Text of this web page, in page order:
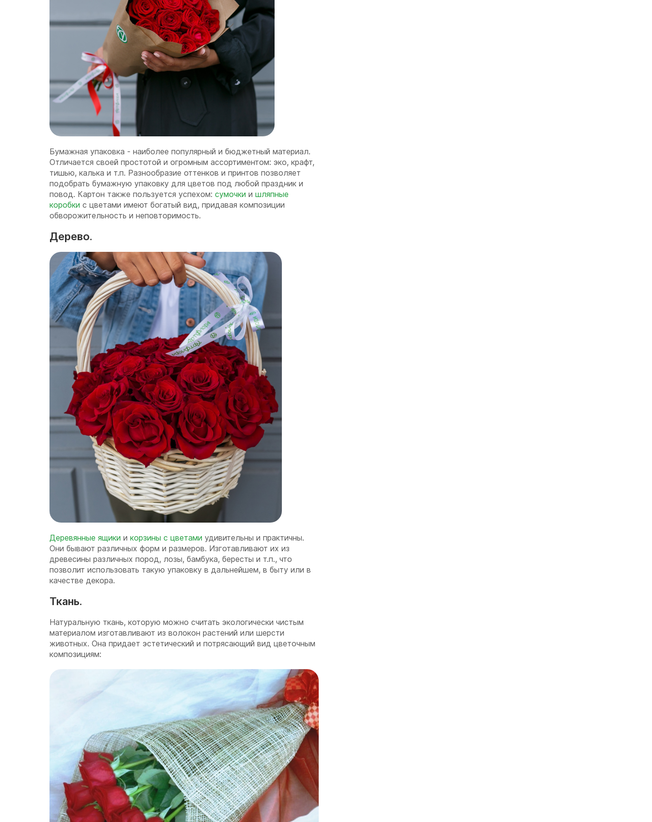
Бумажная упаковка - наиболее популярный и бюджетный материал.
Отличается своей простотой и огромным ассортиментом: эко, крафт,
тишью, калька и т.п. Разнообразие оттенков и принтов позволяет
подобрать бумажную упаковку для цветов под любой праздник и
повод. Картон также пользуется успехом: сумочки и шляпные
коробки с цветами имеют богатый вид, придавая композиции
обворожительность и неповторимость.
Дерево.
Деревянные ящики и корзины с цветами удивительны и практичны.
Они бывают различных форм и размеров. Изготавливают их из
древесины различных пород, лозы, бамбука, бересты и т.п., что
позволит использовать такую упаковку в дальнейшем, в быту или в
качестве декора.
Ткань.
Натуральную ткань, которую можно считать экологически чистым
материалом изготавливают из волокон растений или шерсти
животных. Она придает эстетический и потрясающий вид цветочным
композициям: